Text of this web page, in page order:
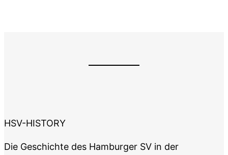
HSV-HISTORY
Die Geschichte des Hamburger SV in der